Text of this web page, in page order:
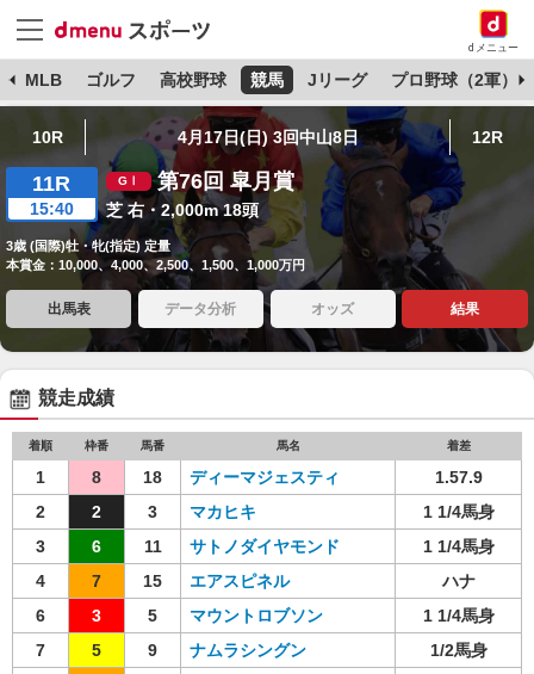
dメニュー
MLB ゴルフ 高校野球 競馬 Jリーグ プロ野球（2軍）
10R 4月17日(日) 3回中山8日 12R
11R
15:40
第76回 皐月賞
芝 右・2,000m 18頭
3歳 (国際)牡・牝(指定) 定量
本賞金：10,000、4,000、2,500、1,500、1,000万円
出馬表 データ分析 オッズ 結果
競走成績
着順 枠番 馬番 馬名 着差
1 8 18 ディーマジェスティ
1.57.9
2
2 3 マカヒキ
1 1/4馬身
3
6 11 サトノダイヤモンド
1 1/4馬身
4
7 15 エアスピネル
ハナ
6
3 5 マウントロブソン
1 1/4馬身
7
5 9 ナムラシングン
1/2馬身